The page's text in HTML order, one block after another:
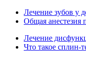
Лечение зубов у
Общая анестезия
Лечение
Что такое сплин-